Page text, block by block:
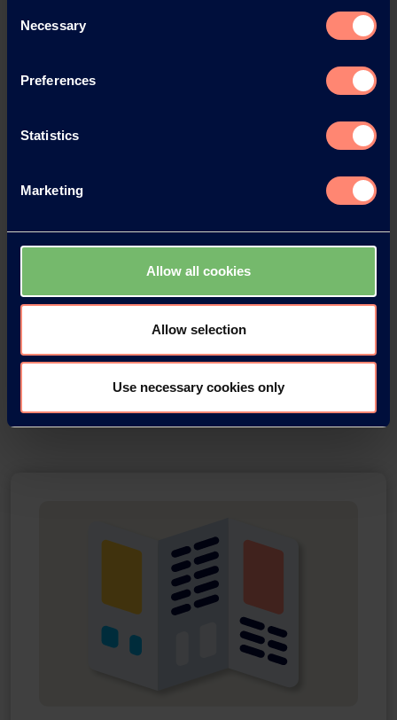
Selection
Necessary
Preferences
Statistics
Marketing
Allow all cookies
Allow selection
Use necessary cookies only
Contactez KURARAY
souhaitez obtenir plus d'informations.
Exemple de demande